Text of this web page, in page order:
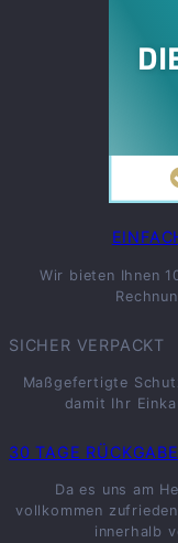
Wir bieten Ihnen
SICHER VERPACKT
Maßgefertigte
damit Ihr
30 TAGE
Da es uns am
vollkommen
innerhalb